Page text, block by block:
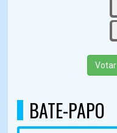
Votar
BATE-PAPO